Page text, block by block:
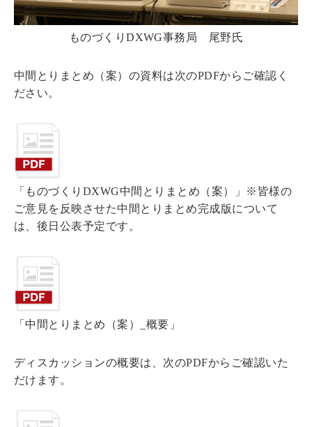
ものづくりDXWG事務局 尾野氏
中間とりまとめ（案）の資料は次のPDFからご確認く
ださい。
「ものづくりDXWG中間とりまとめ（案）」※皆様の
ご意見を反映させた中間とりまとめ完成版について
は、後日公表予定です。
「中間とりまとめ（案）_概要」
ディスカッションの概要は、次のPDFからご確認いた
だけます。